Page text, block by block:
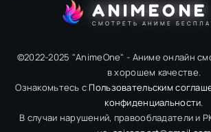
ANIMEONE
СМОТРЕТЬ АНИМЕ
©2022-2025 "AnimeOne" - Аниме онлайн
в хорошем качестве.
Ознакомьтесь с Пользовательским
конфиденциальности.
В случаи нарушений, правообладатели и